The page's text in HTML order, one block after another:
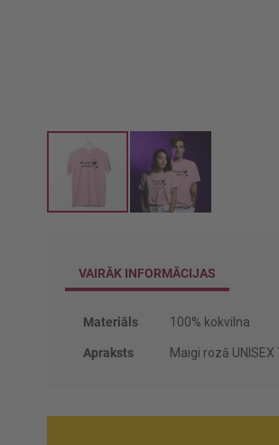
sākumuVAIRĀK INFORMĀCIJAS
Vairāk
Materiāls 100% kokvilna
Apraksts Maigi rozā